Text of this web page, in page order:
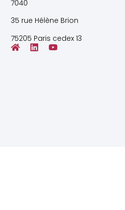
7040
35 rue Hélène Brion
75205 Paris cedex 13